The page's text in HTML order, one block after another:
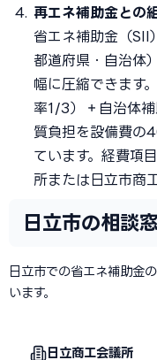
再エネ補助金との
省エネ補助金（SII
都道府県・自治体
幅に圧縮できます
率1/3）＋自治体
質負担を設備費の
ています。経費項
所または日立市商
日立市の相談
日立市での省エネ補助金
います。
日立商工会議所